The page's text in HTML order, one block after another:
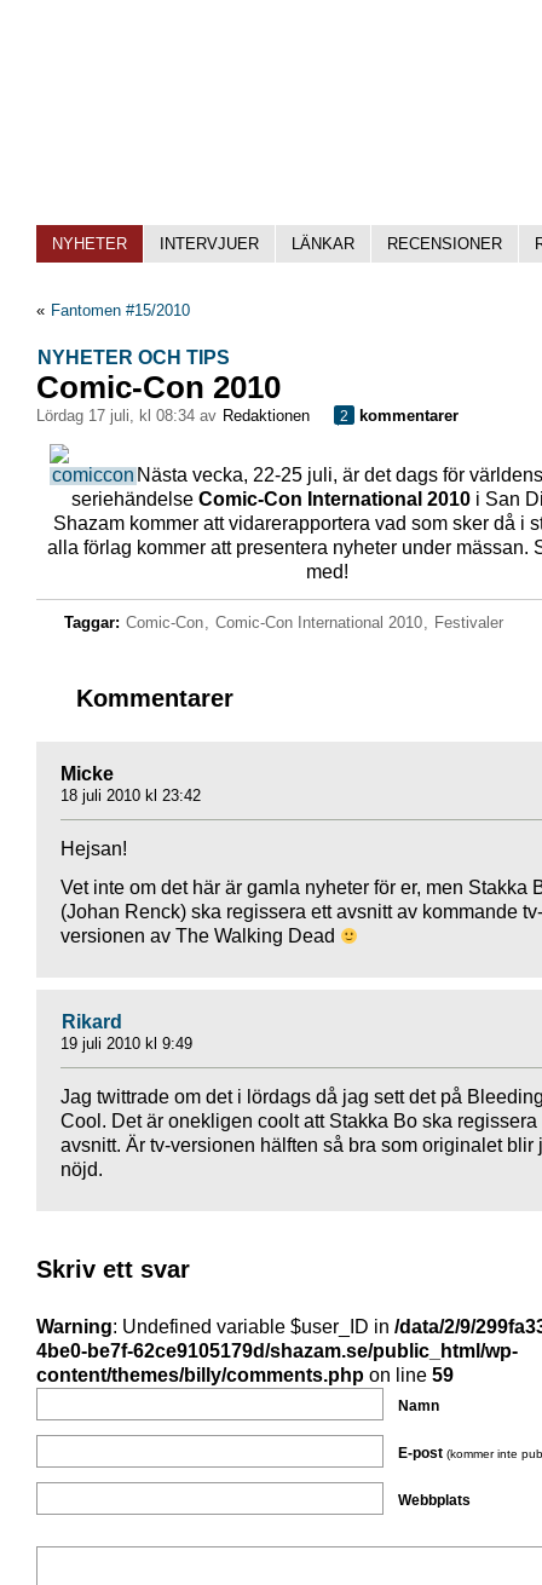
NYHETER INTERVJUER LÄNKAR RECENSIONER
« Fantomen #15/2010
NYHETER OCH TIPS
Comic-Con 2010
lördag 17 juli, kl 08:34 av Redaktionen 2 kommentarer
Nästa vecka, 22-25 juli, är det dags för
seriehändelse Comic-Con International 2010 i San
Shazam kommer att vidarerapportera vad som sker då i
alla förlag kommer att presentera nyheter under mässan.
med!
Taggar: Comic-Con, Comic-Con International 2010, Festivaler
Kommentarer
Micke
18 juli 2010 kl 23:42
Hejsan!
Vet inte om det här är gamla nyheter för er, men Stakka
(Johan Renck) ska regissera ett avsnitt av kommande tv-
versionen av The Walking Dead
Rikard
19 juli 2010 kl 9:49
Jag twittrade om det i lördags då jag sett det på
Cool. Det är onekligen coolt att Stakka Bo ska regissera
avsnitt. Är tv-versionen hälften så bra som originalet blir
nöjd.
Skriv ett svar
Warning: Undefined variable $user_ID in /data/2/9/
4be0-be7f-62ce9105179d/shazam.se/public_html/wp-
content/themes/billy/comments.php on line 59
Namn
E-post (kommer inte
Webbplats